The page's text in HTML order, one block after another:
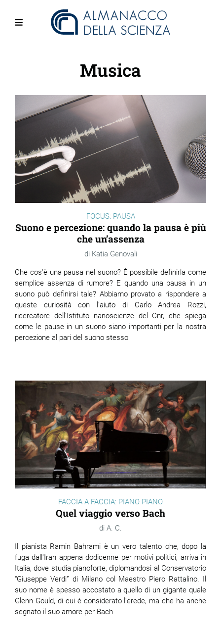
Musica
FOCUS: PAUSA
Suono e percezione: quando la pausa è più
che un’assenza
Katia Genovali
Che cos'è una pausa nel suono? È possibile definirla come
semplice assenza di rumore? E quando una pausa in un
suono può definirsi tale? Abbiamo provato a rispondere a
queste curiosità con l'aiuto di Carlo Andrea Rozzi,
ricercatore dell'Istituto nanoscienze del Cnr, che spiega
come le pause in un suono siano importanti per la nostra
percezione al pari del suono stesso
FACCIA A FACCIA: PIANO PIANO
Quel viaggio verso Bach
A. C.
Il pianista Ramin Bahrami è un vero talento che, dopo la
fuga dall'Iran appena dodicenne per motivi politici, arriva in
Italia, dove studia pianoforte, diplomandosi al Conservatorio
“Giuseppe Verdi” di Milano col Maestro Piero Rattalino. Il
suo nome è spesso accostato a quello di un gigante quale
Glenn Gould, di cui è considerato l'erede, ma che ha anche
segnato il suo amore per Bach